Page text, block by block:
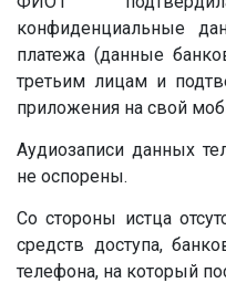
конфиденциальные
платежа (данные
третьим лицам и
приложения на свой
Аудиозаписи данных
не оспорены.
Со стороны истца
средств доступа,
телефона, на который